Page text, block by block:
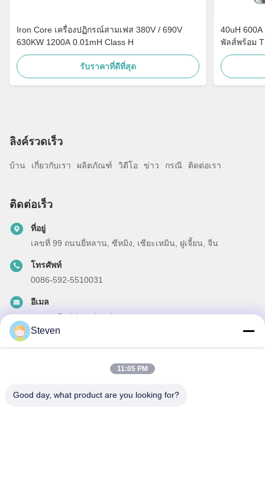
Iron Core เครื่องปฏิกรณ์สามเฟส 380V / 690V
630KW 1200A 0.01mH Class H
รับราคาที่ดีที่สุด
40uH
พัลส์พร้อม
ลิงค์รวดเร็ว
บ้าน เกี่ยวกับเรา ผลิตภัณฑ์ วิดีโอ ข่าว กรณี ติดต่อเรา
ติดต่อเร็ว
ที่อยู่
เลขที่ 99 ถนนยี่หลาน, ซีหมิง, เซียะเหมิน, ฝูเจี้ยน, จีน
โทรศัพท์
0086-592-5510031
อีเมล
steven@winley-electric.com
สมัครสมาชิกข่าวสารของเรา เพื่อรับส่วนลดและอื่นๆ
Steven
11:05 PM
Good day, what product are you looking for?